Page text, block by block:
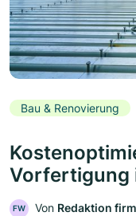
Bau & Renovierung
Vorfertigung
FW Von Redaktion